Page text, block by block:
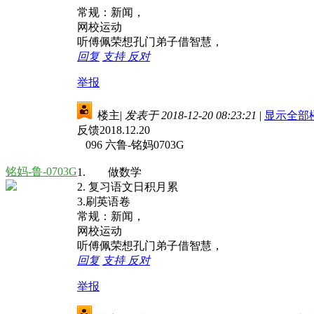
常规：新闻，
网校运动
听傅佩荣想孔门弟子借智慧，
回复 支持 反对
举报
铭妈-鲁-0703G
楼主| 发表于 2018-12-20 08:23:21 | 显示全部
反馈2018.12.20
096 六鲁-铭妈0703G
1. 做数学
2. 复习语文日积月累
3.刷英语卷
常规：新闻，
网校运动
听傅佩荣想孔门弟子借智慧，
回复 支持 反对
举报